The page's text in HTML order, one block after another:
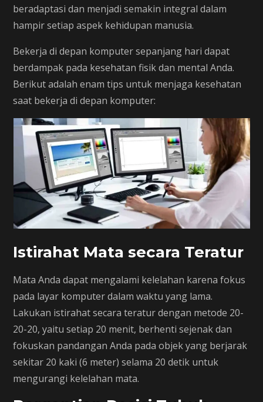
beradaptasi dan menjadi semakin integral dalam
hampir setiap aspek kehidupan manusia.
Bekerja di depan komputer sepanjang hari dapat
berdampak pada kesehatan fisik dan mental Anda.
Berikut adalah enam tips untuk menjaga kesehatan
saat bekerja di depan komputer:
Istirahat Mata secara Teratur
Mata Anda dapat mengalami kelelahan karena fokus
pada layar komputer dalam waktu yang lama.
Lakukan istirahat secara teratur dengan metode 20-
20-20, yaitu setiap 20 menit, berhenti sejenak dan
fokuskan pandangan Anda pada objek yang berjarak
sekitar 20 kaki (6 meter) selama 20 detik untuk
mengurangi kelelahan mata.